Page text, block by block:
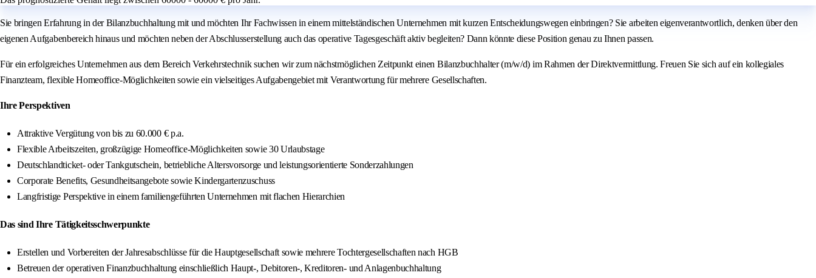
Sie bringen Erfahrung in der Bilanzbuchhaltung mit und möchten Ihr Fachwissen in einem mittelständischen Unternehmen mit kurzen Entscheidungswegen einbringen? Sie arbeiten eigenverantwortlich, denken über den
eigenen Aufgabenbereich hinaus und möchten neben der Abschlusserstellung auch das operative Tagesgeschäft aktiv begleiten? Dann könnte diese Position genau zu Ihnen passen.
Für ein erfolgreiches Unternehmen aus dem Bereich Verkehrstechnik suchen wir zum nächstmöglichen Zeitpunkt einen Bilanzbuchhalter (m/w/d) im Rahmen der Direktvermittlung. Freuen Sie sich auf ein kollegiales
Finanzteam, flexible Homeoffice-Möglichkeiten sowie ein vielseitiges Aufgabengebiet mit Verantwortung für mehrere Gesellschaften.
Ihre Perspektiven
Attraktive Vergütung von bis zu 60.000 € p.a.
Flexible Arbeitszeiten, großzügige Homeoffice-Möglichkeiten sowie 30 Urlaubstage
Deutschlandticket- oder Tankgutschein, betriebliche Altersvorsorge und leistungsorientierte Sonderzahlungen
Corporate Benefits, Gesundheitsangebote sowie Kindergartenzuschuss
Langfristige Perspektive in einem familiengeführten Unternehmen mit flachen Hierarchien
Das sind Ihre Tätigkeitsschwerpunkte
Erstellen und Vorbereiten der Jahresabschlüsse für die Hauptgesellschaft sowie mehrere Tochtergesellschaften nach HGB
Betreuen der operativen Finanzbuchhaltung einschließlich Haupt-, Debitoren-, Kreditoren- und Anlagenbuchhaltung